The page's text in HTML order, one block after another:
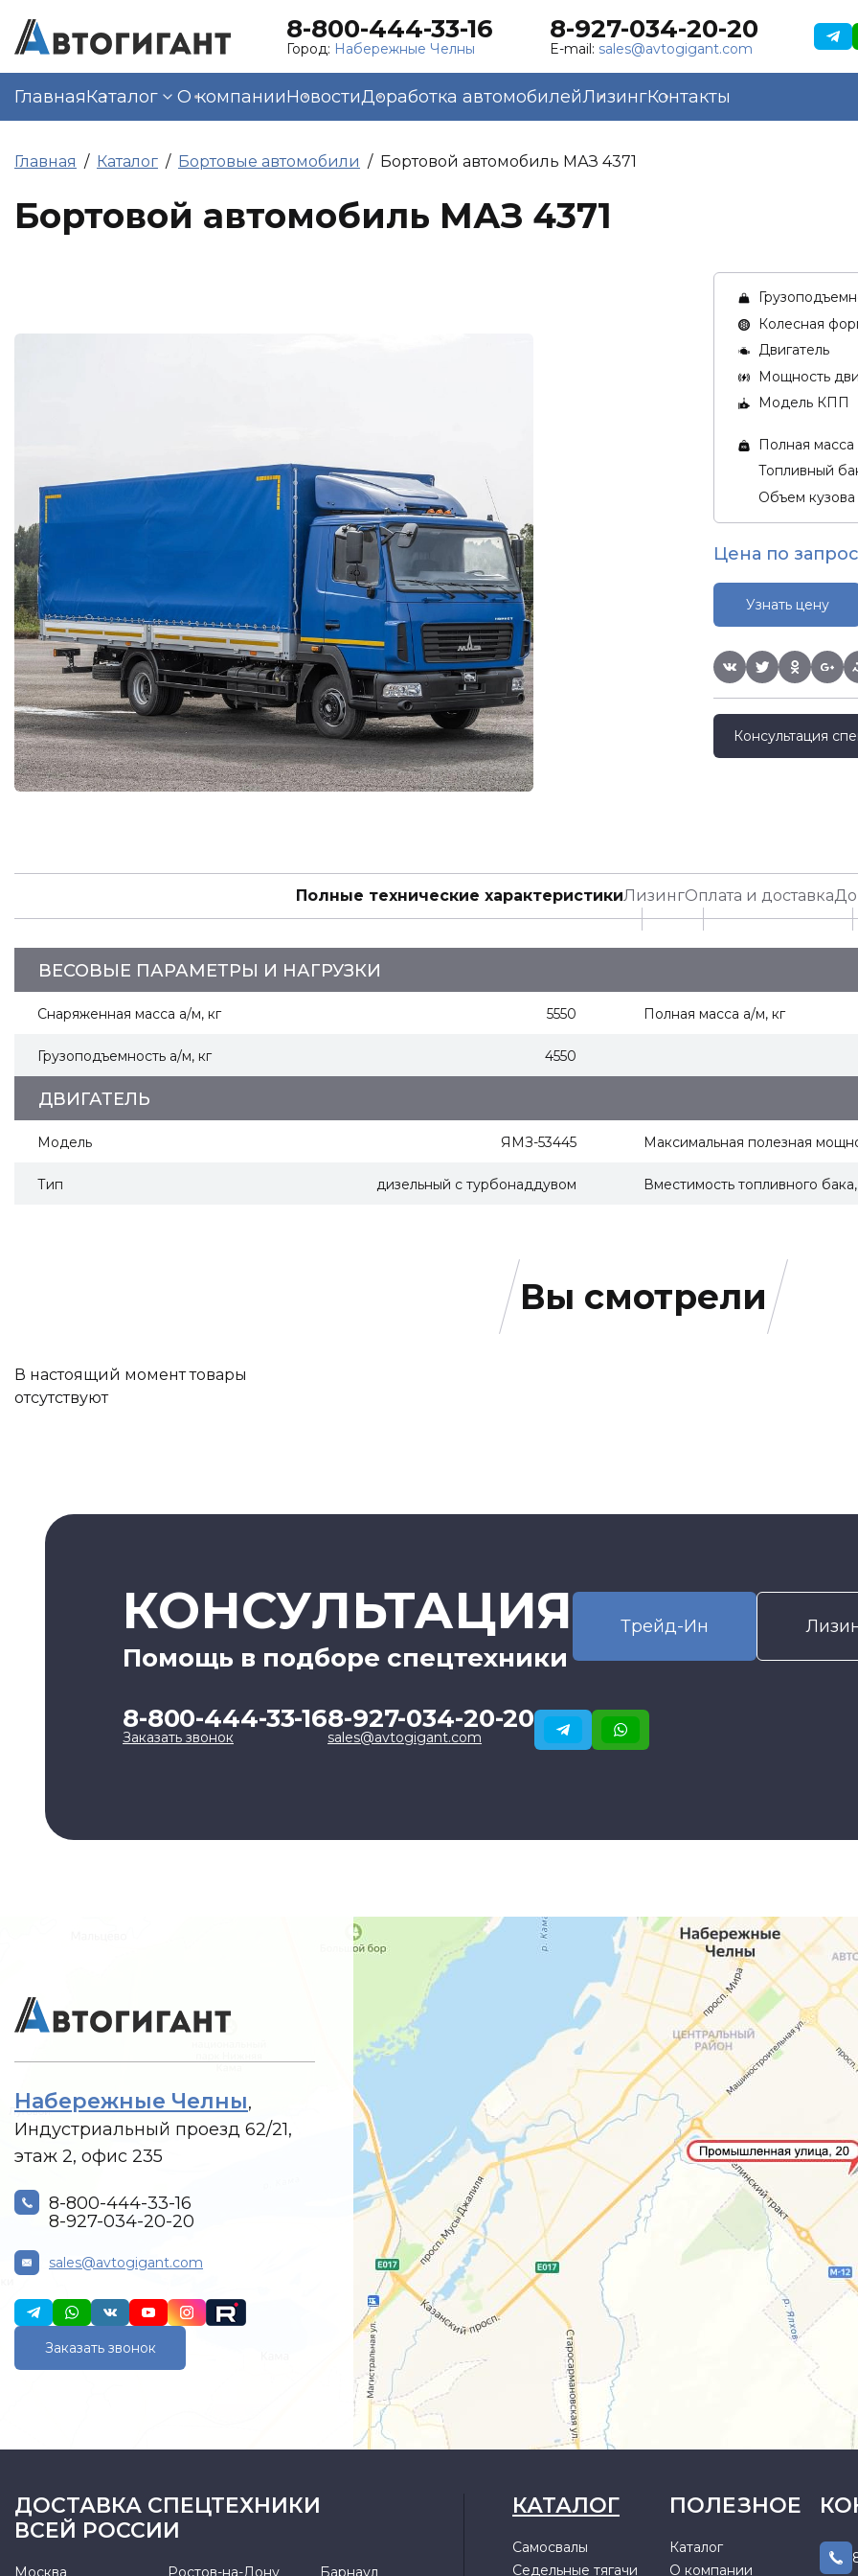
8-800-444-33-16
Город: Набережные Челны
8-927-034-20-20
E-mail: sales@avtogigant.com
ГлавнаяКаталог О компанииНовостиДоработка автомобилейЛизингКонтакты
Главная Каталог Бортовые автомобили Бортовой автомобиль МАЗ 4371
Бортовой автомобиль МАЗ 4371
Колесная
Двигатель
Мощность
Модель КПП
Полная масса
Топливный
Объем кузова
Цена по
Узнать цену
Консультация
Полные технические характеристикиЛизингОплата и доставка
ВЕСОВЫЕ ПАРАМЕТРЫ И НАГРУЗКИ
Снаряженная масса а/м, кг 5550 Полная масса а/м, кг
Грузоподъемность а/м, кг 4550
ДВИГАТЕЛЬ
Модель ЯМЗ-53445 Максимальная полезная
Тип дизельный с турбонаддувом Вместимость топливного
Вы смотрели
В настоящий момент товары
отсутствуют
КОНСУЛЬТАЦИЯ
Помощь в подборе спецтехники
Трейд-Ин
8-800-444-33-16
Заказать звонок
8-927-034-20-20
sales@avtogigant.com
Набережные Челны,
Индустриальный проезд 62/21,
этаж 2, офис 235
8-800-444-33-16
8-927-034-20-20
sales@avtogigant.com
Заказать звонок
ДОСТАВКА СПЕЦТЕХНИКИ
ВСЕЙ РОССИИ
Москва Ростов-на-Дону Барнаул
КАТАЛОГ
Самосвалы
Седельные тягачи
ПОЛЕЗНОЕ
Каталог
О компании